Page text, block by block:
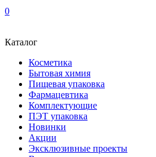
0
Каталог
Косметика
Бытовая химия
Пищевая упаковка
Фармацевтика
Комплектующие
ПЭТ упаковка
Новинки
Акции
Эксклюзивные проекты